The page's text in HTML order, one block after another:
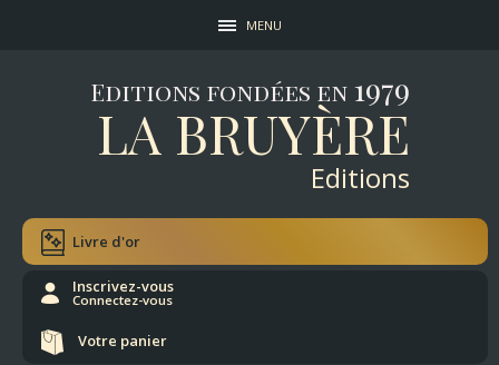
MENU
Editions fondées en 1979
LA BRUYÈRE
Editions
Livre d'or
Inscrivez-vous
Connectez-vous
Votre panier